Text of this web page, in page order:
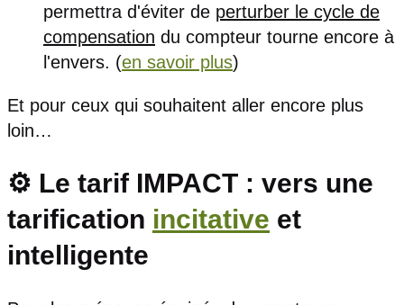
permettra d'éviter de perturber le cycle de
compensation du compteur tourne encore à
l'envers. (en savoir plus)
Et pour ceux qui souhaitent aller encore plus
loin…
⚙️ Le tarif IMPACT : vers une
tarification incitative et
intelligente